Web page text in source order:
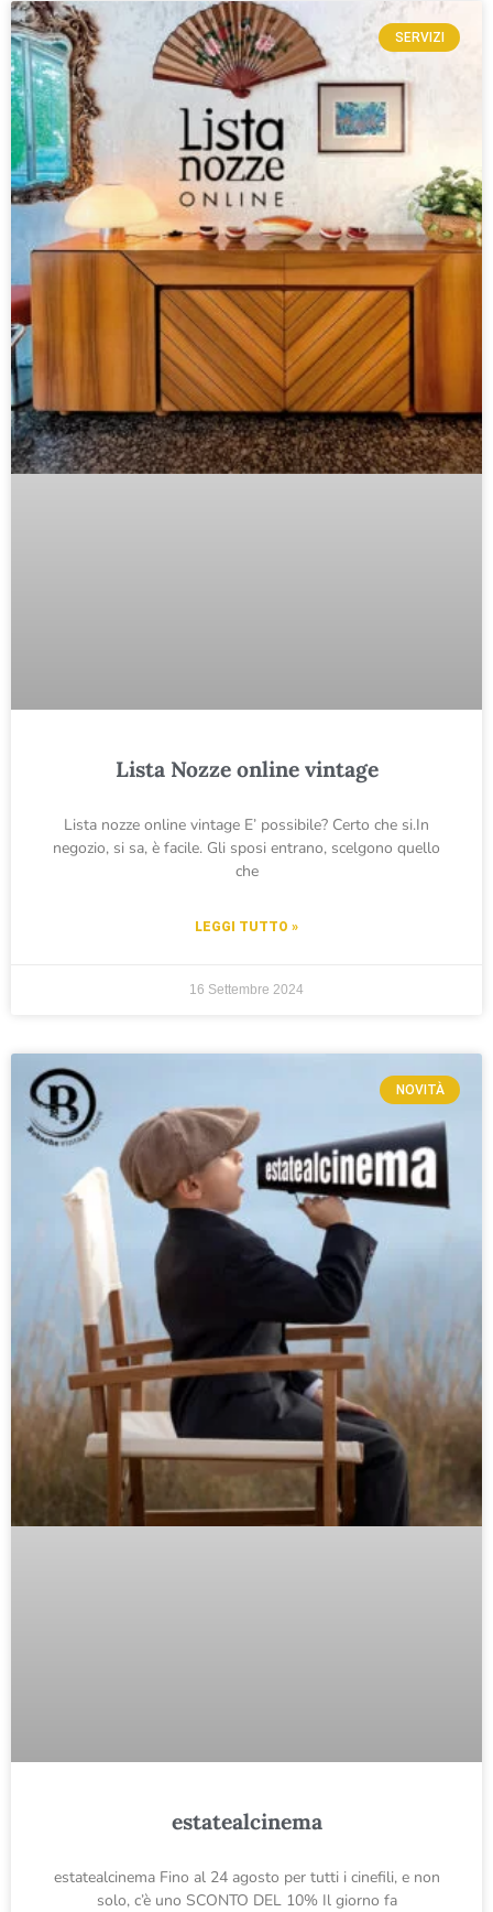
SERVIZI
Lista Nozze online vintage
Lista nozze online vintage E’ possibile? Certo che si.In
negozio, si sa, è facile. Gli sposi entrano, scelgono quello
che
LEGGI TUTTO »
16 Settembre 2024
NOVITÀ
estatealcinema
estatealcinema Fino al 24 agosto per tutti i cinefili, e non
solo, c’è uno SCONTO DEL 10% Il giorno fa